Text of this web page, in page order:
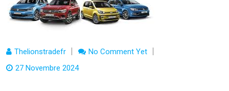
Thelionstradefr
No Comment Yet
27 Novembre 2024